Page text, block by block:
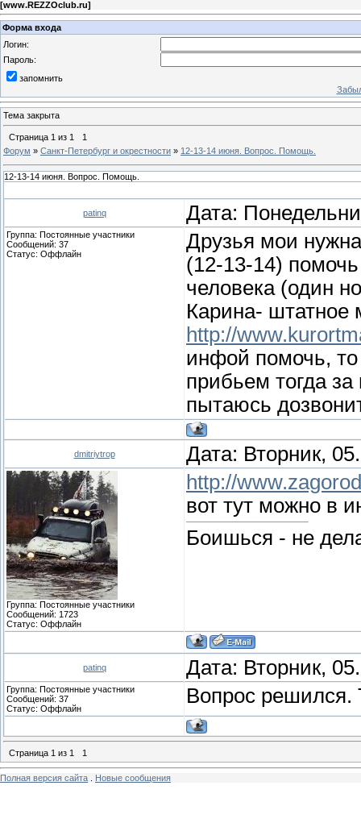
[www.REZZOclub.ru]
Форма входа
Логин:
Пароль:
запомнить
Тема закрыта
Страница 1 из 1
1
Форум » Санкт-Петербург и окрестности » 12-13-14 июня. Вопрос. Помощь.
12-13-14 июня. Вопрос. Помощь.
patinq Дата:
Группа: Постоянные участники
Сообщений: 37
Статус: Оффлайн
Друзья мои
(12-13-14)
человека (один
Карина- штатное
http://
инфой помочь,
прибьем тогда
пытаюсь
dmitriytrop Дата: Вторник,
Группа: Постоянные участники
Сообщений: 1723
Статус: Оффлайн
http://
вот тут можно в
Боишься - не
patinq Дата: Вторник,
Группа: Постоянные участники
Сообщений: 37
Статус: Оффлайн
Вопрос решился.
Страница 1 из 1 1
Полная версия сайта Новые сообщения